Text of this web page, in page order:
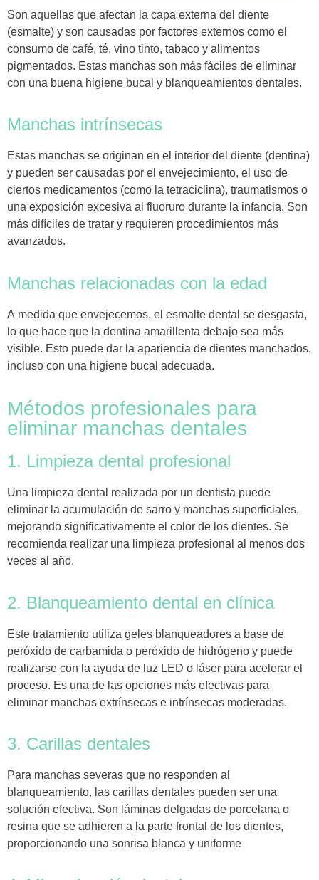
Son aquellas que afectan la capa externa del diente
(esmalte) y son causadas por factores externos como el
consumo de café, té, vino tinto, tabaco y alimentos
pigmentados. Estas manchas son más fáciles de eliminar
con una buena higiene bucal y blanqueamientos dentales.
Manchas intrínsecas
Estas manchas se originan en el interior del diente (dentina)
y pueden ser causadas por el envejecimiento, el uso de
ciertos medicamentos (como la tetraciclina), traumatismos o
una exposición excesiva al fluoruro durante la infancia. Son
más difíciles de tratar y requieren procedimientos más
avanzados.
Manchas relacionadas con la edad
A medida que envejecemos, el esmalte dental se desgasta,
lo que hace que la dentina amarillenta debajo sea más
visible. Esto puede dar la apariencia de dientes manchados,
incluso con una higiene bucal adecuada.
Métodos profesionales para
eliminar manchas dentales
1. Limpieza dental profesional
Una limpieza dental realizada por un dentista puede
eliminar la acumulación de sarro y manchas superficiales,
mejorando significativamente el color de los dientes. Se
recomienda realizar una limpieza profesional al menos dos
veces al año.
2. Blanqueamiento dental en clínica
Este tratamiento utiliza geles blanqueadores a base de
peróxido de carbamida o peróxido de hidrógeno y puede
realizarse con la ayuda de luz LED o láser para acelerar el
proceso. Es una de las opciones más efectivas para
eliminar manchas extrínsecas e intrínsecas moderadas.
3. Carillas dentales
Para manchas severas que no responden al
blanqueamiento, las carillas dentales pueden ser una
solución efectiva. Son láminas delgadas de porcelana o
resina que se adhieren a la parte frontal de los dientes,
proporcionando una sonrisa blanca y uniforme